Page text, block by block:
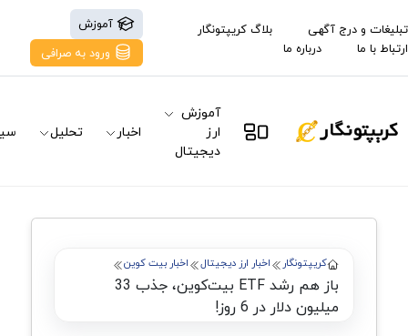
تبلیغات و درج آگهی
بلاگ کریپتونگار
ارتباط با ما
درباره ما
آموزش
ورود به صرافی
آموزش
ارز
دیجیتال
اخبار تحلیل
کریپتونگار اخبار ارز دیجیتال اخبار بیت کوین
باز هم رشد ETF‌ بیت‌کوین، جذب 33
میلیون دلار در 6 روز!